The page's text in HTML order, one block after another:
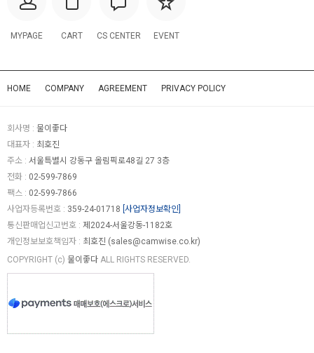
MYPAGE CART CS CENTER EVENT
HOME COMPANY AGREEMENT PRIVACY POLICY
회사명 : 물이좋다
대표자 : 최호진
주소 : 서울특별시 강동구 올림픽로48길 27 3층
전화 : 02-599-7869
팩스 : 02-599-7866
사업자등록번호 : 359-24-01718 [사업자정보확인]
통신판매업신고번호 : 제2024-서울강동-1182호
개인정보보호책임자 : 최호진 (sales@camwise.co.kr)
COPYRIGHT (c) 물이좋다 ALL RIGHTS RESERVED.